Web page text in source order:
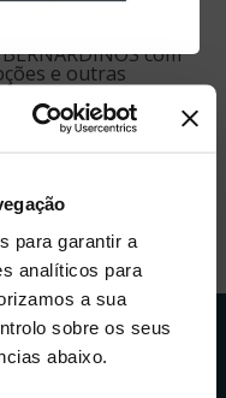
para garantir a
analíticos para
a sua
sobre os seus
abaixo.
com
e outras
relativos à